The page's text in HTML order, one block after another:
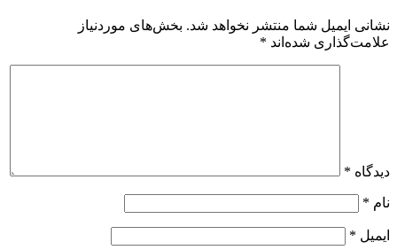
نشانی ایمیل شما منتشر نخواهد شد. بخش‌های موردنیاز
علامت‌گذاری شده‌اند *
دیدگاه *
نام *
ایمیل *